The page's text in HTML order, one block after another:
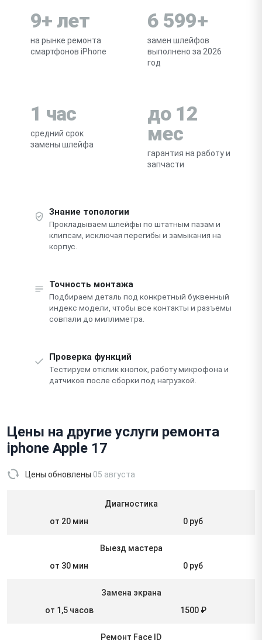
9+ лет
на рынке ремонта
смартфонов iPhone
6 599+
замен шлейфов
выполнено за 2026
год
1 час
средний срок
замены шлейфа
до 12
мес
гарантия на работу и
запчасти
Знание топологии
Прокладываем шлейфы по штатным пазам и
клипсам, исключая перегибы и замыкания на
корпус.
Точность монтажа
Подбираем деталь под конкретный буквенный
индекс модели, чтобы все контакты и разъемы
совпали до миллиметра.
Проверка функций
Тестируем отклик кнопок, работу микрофона и
датчиков после сборки под нагрузкой.
Цены на другие услуги ремонта
iphone Apple 17
Цены обновлены 05 августа
Диагностика
от 20 мин
0 руб
Выезд мастера
от 30 мин
0 руб
Замена экрана
от 1,5 часов
1500 ₽
Ремонт Face ID